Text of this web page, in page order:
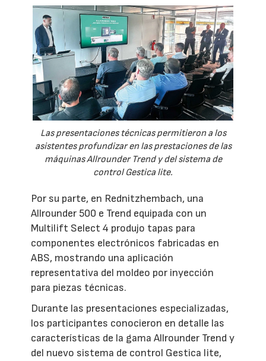
Las presentaciones técnicas permitieron a los
asistentes profundizar en las prestaciones de las
máquinas Allrounder Trend y del sistema de
control Gestica lite.
Por su parte, en Rednitzhembach, una
Allrounder 500 e Trend equipada con un
Multilift Select 4 produjo tapas para
componentes electrónicos fabricadas en
ABS, mostrando una aplicación
representativa del moldeo por inyección
para piezas técnicas.
Durante las presentaciones especializadas,
los participantes conocieron en detalle las
características de la gama Allrounder Trend y
del nuevo sistema de control Gestica lite,